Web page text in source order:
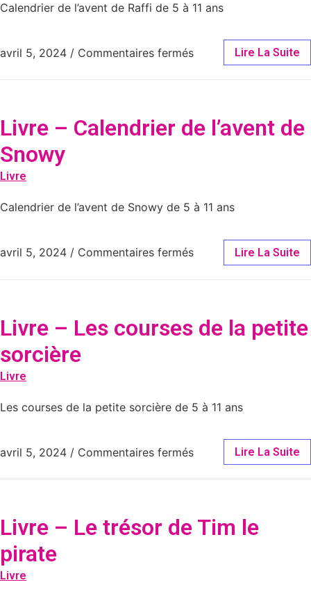
Calendrier de l’avent de Raffi de 5 à 11 ans
avril 5, 2024 / Commentaires fermés Lire La Suite
Livre – Calendrier de l’avent de
Snowy
Livre
Calendrier de l’avent de Snowy de 5 à 11 ans
avril 5, 2024 / Commentaires fermés Lire La Suite
Livre – Les courses de la petite
sorcière
Livre
Les courses de la petite sorcière de 5 à 11 ans
avril 5, 2024 / Commentaires fermés Lire La Suite
Livre – Le trésor de Tim le
pirate
Livre